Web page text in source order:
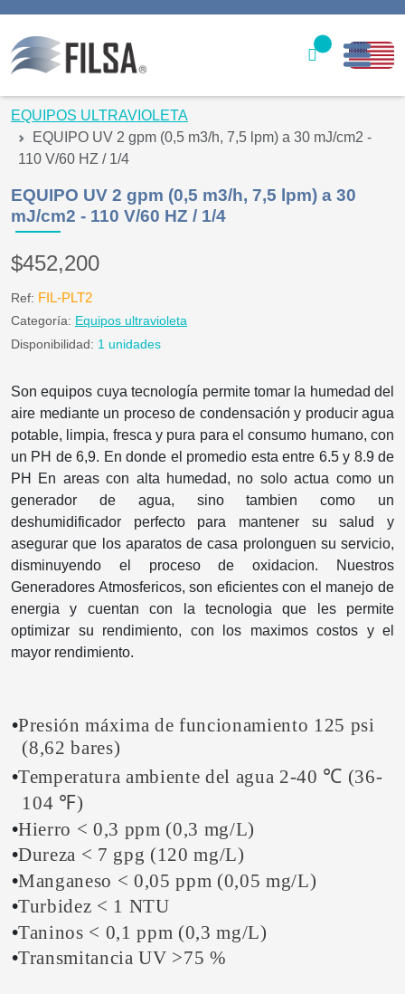
Inicio
Nuestras Soluciones
Filter caps
Contáctenos
gerencia@filsawater.com
EQUIPOS ULTRAVIOLETA
EQUIPO UV 2 gpm (0,5 m3/h, 7,5 lpm) a 30 mJ/cm2 -
110 V/60 HZ / 1/4
EQUIPO UV 2 gpm (0,5 m3/h, 7,5 lpm) a 30
mJ/cm2 - 110 V/60 HZ / 1/4
$452,200
Ref: FIL-PLT2
Categoría: Equipos ultravioleta
Disponibilidad: 1 unidades
Son equipos cuya tecnología permite tomar la humedad del
aire mediante un proceso de condensación y producir agua
potable, limpia, fresca y pura para el consumo humano, con
un PH de 6,9. En donde el promedio esta entre 6.5 y 8.9 de
PH En areas con alta humedad, no solo actua como un
generador de agua, sino tambien como un
deshumidificador perfecto para mantener su salud y
asegurar que los aparatos de casa prolonguen su servicio,
disminuyendo el proceso de oxidacion. Nuestros
Generadores Atmosfericos, son eficientes con el manejo de
energi­a y cuentan con la tecnologi­a que les permite
optimizar su rendimiento, con los maximos costos y el
mayor rendimiento.
•Presión máxima de funcionamiento 125 psi
(8,62 bares)
•Temperatura ambiente del agua 2-40 ℃ (36-
104 ℉)
•Hierro < 0,3 ppm (0,3 mg/L)
•Dureza < 7 gpg (120 mg/L)
•Manganeso < 0,05 ppm (0,05 mg/L)
•Turbidez < 1 NTU
•Taninos < 0,1 ppm (0,3 mg/L)
•Transmitancia UV >75 %